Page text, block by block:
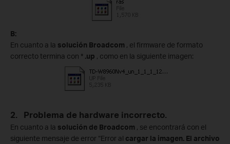
B:
En cuanto a la solución Broadcom , el firmware de formato
correcto termina con * .up , como en la siguiente imagen:
2. Problema de hardware incorrecto.
En cuanto a la solución de Broadcom , se encontrará con el
siguiente mensaje de error “Error al cargar la imagen. El archivo